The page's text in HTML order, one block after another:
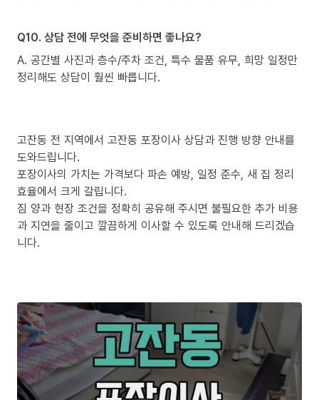
Q10. 상담 전에 무엇을 준비하면 좋나요?
A. 공간별 사진과 층수/주차 조건, 특수 물품 유무, 희망 일정만
정리해도 상담이 훨씬 빠릅니다.
고잔동 전 지역에서 고잔동 포장이사 상담과 진행 방향 안내를
도와드립니다.
포장이사의 가치는 가격보다 파손 예방, 일정 준수, 새 집 정리
효율에서 크게 갈립니다.
짐 양과 현장 조건을 정확히 공유해 주시면 불필요한 추가 비용
과 지연을 줄이고 깔끔하게 이사할 수 있도록 안내해 드리겠습
니다.